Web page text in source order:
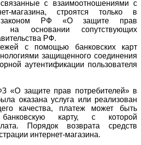
с взаимоотношениями с
магазина, строятся только в
законом РФ «О защите прав
на основании сопутствующих
РФ.
с помощью банковских карт
защищенного соединения
аутентификации пользователя
«О защите прав потребителей» в
оказана услуга или реализован
качества, платеж может быть
карту, с которой
Порядок возврата средств
интернет-магазина.